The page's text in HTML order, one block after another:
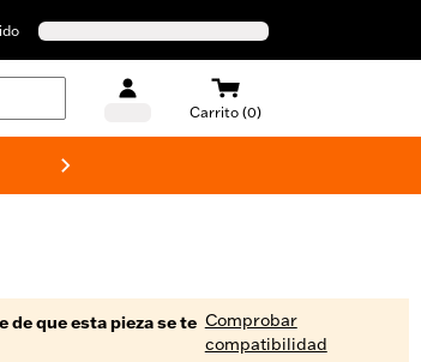
Carrito (0)
de que esta pieza se te Comprobar
compatibilidad